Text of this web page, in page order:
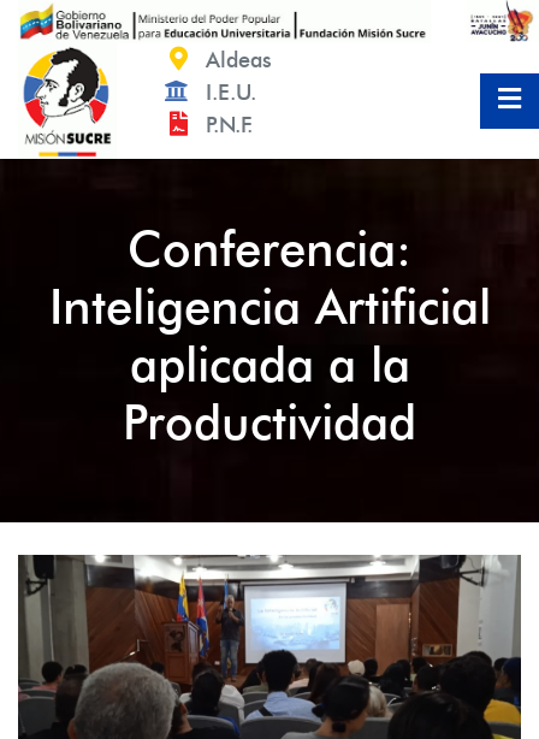
Saltar
contenido
Aldeas
I.E.U.
P.N.F.
Conferencia:
Inteligencia Artificial
aplicada a la
Productividad